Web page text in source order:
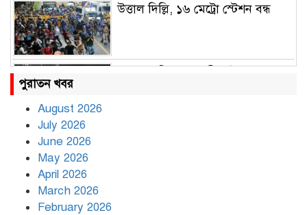
উত্তাল দিল্লি, ১৬ মেট্রো স্টেশন বন্ধ
পুরাতন খবর
August 2026
July 2026
June 2026
May 2026
April 2026
March 2026
February 2026